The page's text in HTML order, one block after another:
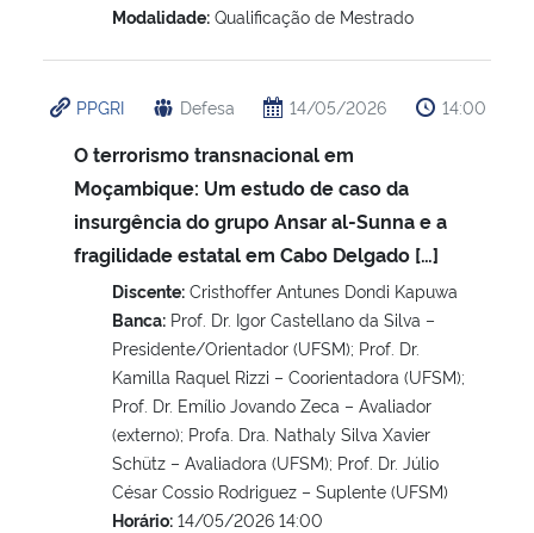
Modalidade: Qualificação de Mestrado
PPGRI Defesa 14/05/2026 14:00
O terrorismo transnacional em
Moçambique: Um estudo de caso da
insurgência do grupo Ansar al-Sunna e a
fragilidade estatal em Cabo Delgado […]
Discente: Cristhoffer Antunes Dondi Kapuwa
Banca: Prof. Dr. Igor Castellano da Silva –
Presidente/Orientador (UFSM); Prof. Dr.
Kamilla Raquel Rizzi – Coorientadora (UFSM);
Prof. Dr. Emílio Jovando Zeca – Avaliador
(externo); Profa. Dra. Nathaly Silva Xavier
Schütz – Avaliadora (UFSM); Prof. Dr. Júlio
César Cossio Rodriguez – Suplente (UFSM)
Horário: 14/05/2026 14:00